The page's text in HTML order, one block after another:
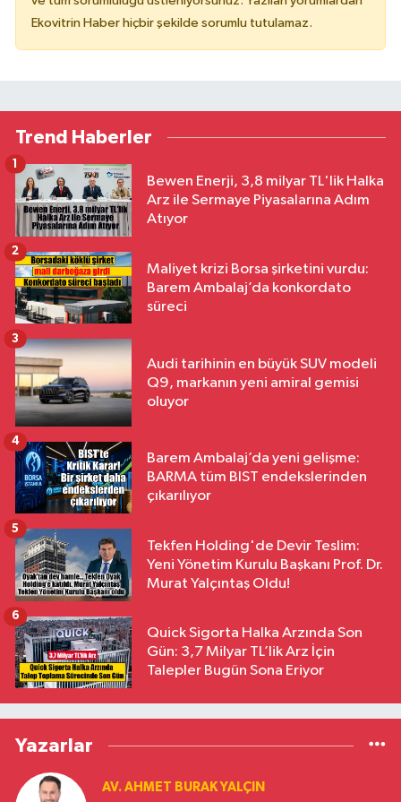
Ekovitrin Haber hiçbir şekilde sorumlu tutulamaz.
Trend Haberler
Bewen Enerji, 3,8 milyar TL'lik Halka
Arz ile Sermaye Piyasalarına Adım
Atıyor
1
Maliyet krizi Borsa şirketini vurdu:
Barem Ambalaj’da konkordato
süreci
2
Audi tarihinin en büyük SUV modeli
Q9, markanın yeni amiral gemisi
oluyor
3
Barem Ambalaj’da yeni gelişme:
BARMA tüm BIST endekslerinden
çıkarılıyor
4
Tekfen Holding'de Devir Teslim:
Yeni Yönetim Kurulu Başkanı Prof. Dr.
Murat Yalçıntaş Oldu!
5
Quick Sigorta Halka Arzında Son
Gün: 3,7 Milyar TL’lik Arz İçin
Talepler Bugün Sona Eriyor
6
Yazarlar
AV. AHMET BURAK YALÇIN